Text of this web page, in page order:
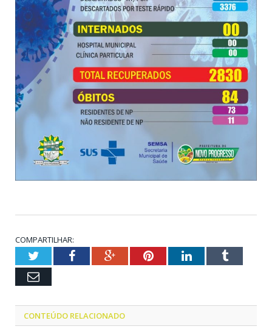
COMPARTILHAR:
TwitterFacebookGoogle+PinterestLinkedInTumblr
Email
CONTEÚDO RELACIONADO